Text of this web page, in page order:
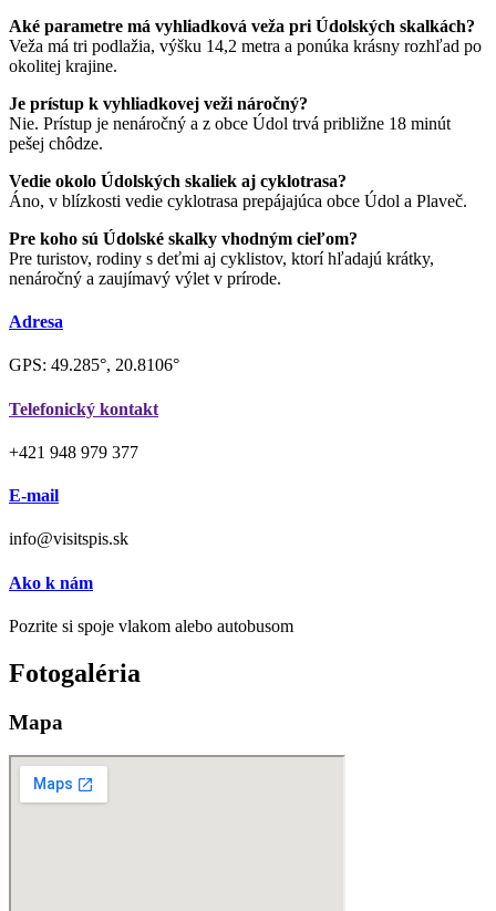
Aké parametre má vyhliadková veža pri Údolských skalkách?
Veža má tri podlažia, výšku 14,2 metra a ponúka krásny rozhľad po
okolitej krajine.
Je prístup k vyhliadkovej veži náročný?
Nie. Prístup je nenáročný a z obce Údol trvá približne 18 minút
pešej chôdze.
Vedie okolo Údolských skaliek aj cyklotrasa?
Áno, v blízkosti vedie cyklotrasa prepájajúca obce Údol a Plaveč.
Pre koho sú Údolské skalky vhodným cieľom?
Pre turistov, rodiny s deťmi aj cyklistov, ktorí hľadajú krátky,
nenáročný a zaujímavý výlet v prírode.
Adresa
GPS: 49.285°, 20.8106°
Telefonický kontakt
+421 948 979 377
E-mail
info@visitspis.sk
Ako k nám
Pozrite si spoje vlakom alebo autobusom
Fotogaléria
Mapa